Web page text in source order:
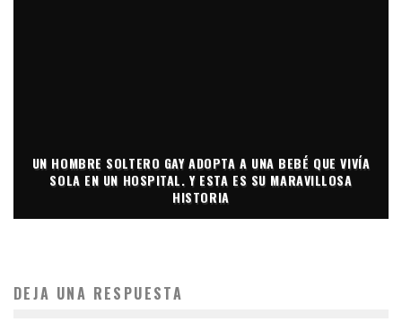
UN HOMBRE SOLTERO GAY ADOPTA A UNA BEBÉ QUE VIVÍA
SOLA EN UN HOSPITAL. Y ESTA ES SU MARAVILLOSA
HISTORIA
DEJA UNA RESPUESTA